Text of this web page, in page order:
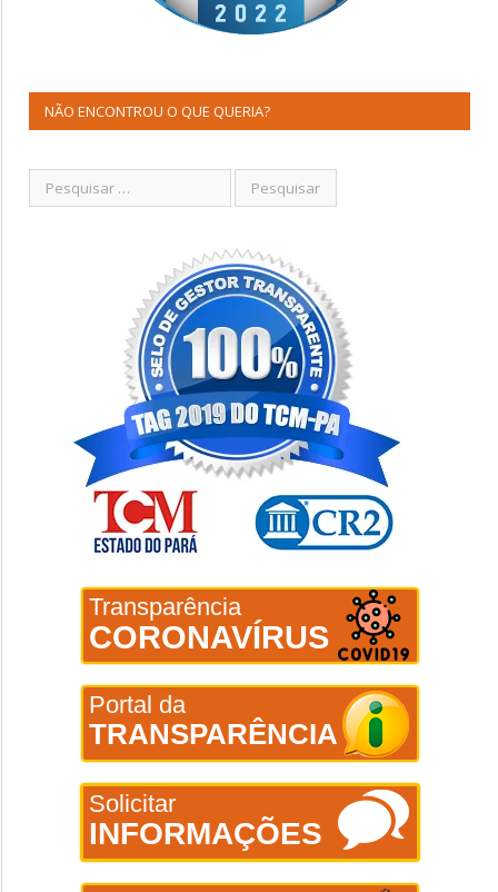
NÃO ENCONTROU O QUE QUERIA?
Transparência
CORONAVÍRUS
Portal da
TRANSPARÊNCIA
Solicitar
INFORMAÇÕES